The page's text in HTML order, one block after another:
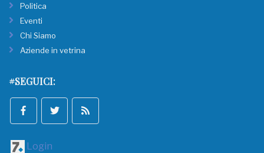
Politica
Eventi
Chi Siamo
Aziende in vetrina
#SEGUICI:
Login